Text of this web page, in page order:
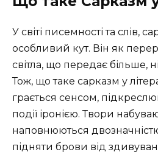
У світі писемності та слів,
особливий кут. Він як
світла, що передає більше,
Тож, що таке сарказм у
грається сенсом,
події іронією. Твори
наповнюються
підняти брови від